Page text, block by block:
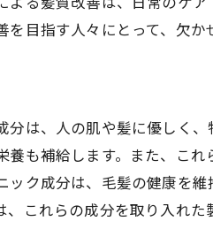
髪の変化
軒屋町のアプローチ
目指す人々にとって、欠か
は、人の肌や髪に優しく
も補給します。また、こ
ク成分は、毛髪の健康を
これらの成分を取り入れた